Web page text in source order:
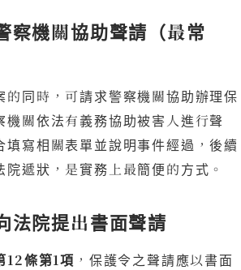
察機關協助聲請（最常
的同時，可請求警察機關協助辦理保
機關依法有義務協助被害人進行聲
填寫相關表單並說明事件經過，後續
遞狀，是實務上最簡便的方式。
法院提出書面聲請
12條第1項 ，保護令之聲請應以書面